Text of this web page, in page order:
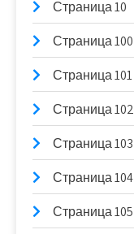
Страница 10
Страница 100
Страница 101
Страница 102
Страница 103
Страница 104
Страница 105